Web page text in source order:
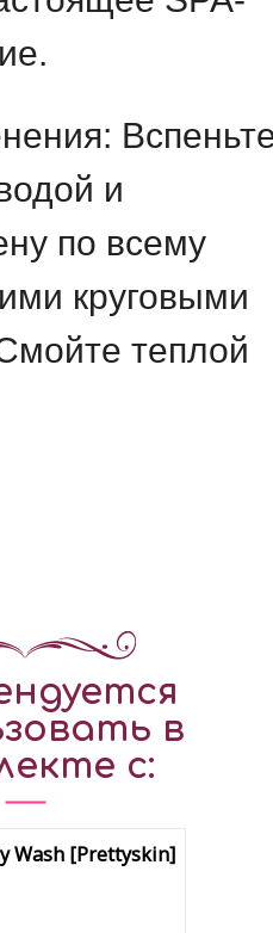
и
по всему
круговыми
теплой
в
с:
Wash [Prettyskin]